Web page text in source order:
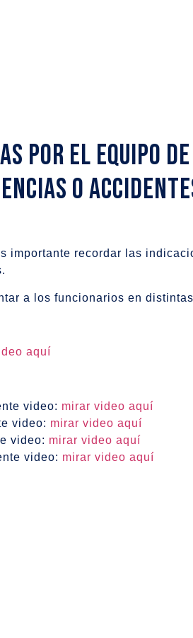
por el equipo
o
recordar las
a los funcionarios en
aquí
video: mirar video aquí
video: mirar video aquí
video: mirar video aquí
video: mirar video aquí